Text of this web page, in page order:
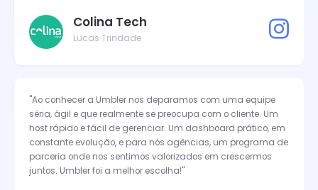
Colina Tech
Lucas Trindade
"Ao conhecer a Umbler nos deparamos com uma equipe
séria, ágil e que realmente se preocupa com o cliente. Um
host rápido e fácil de gerenciar. Um dashboard prático, em
constante evolução, e para nós agências, um programa de
parceria onde nos sentimos valorizados em crescermos
juntos. Umbler foi a melhor escolha!"